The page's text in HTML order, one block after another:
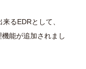
るEDRとして、
能が追加されまし